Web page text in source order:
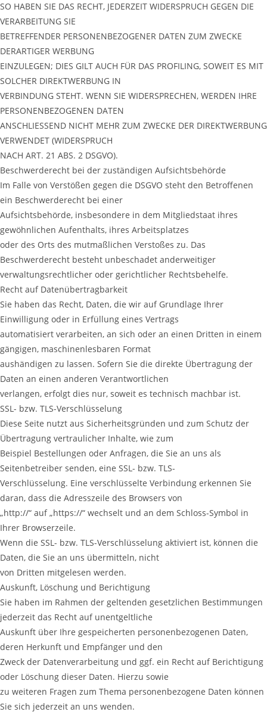
SO HABEN SIE DAS RECHT, JEDERZEIT WIDERSPRUCH GEGEN DIE
VERARBEITUNG SIE
BETREFFENDER PERSONENBEZOGENER DATEN ZUM ZWECKE
DERARTIGER WERBUNG
EINZULEGEN; DIES GILT AUCH FÜR DAS PROFILING, SOWEIT ES MIT
SOLCHER DIREKTWERBUNG IN
VERBINDUNG STEHT. WENN SIE WIDERSPRECHEN, WERDEN IHRE
PERSONENBEZOGENEN DATEN
ANSCHLIESSEND NICHT MEHR ZUM ZWECKE DER DIREKTWERBUNG
VERWENDET (WIDERSPRUCH
NACH ART. 21 ABS. 2 DSGVO).
Beschwerderecht bei der zuständigen Aufsichtsbehörde
Im Falle von Verstößen gegen die DSGVO steht den Betroffenen
ein Beschwerderecht bei einer
Aufsichtsbehörde, insbesondere in dem Mitgliedstaat ihres
gewöhnlichen Aufenthalts, ihres Arbeitsplatzes
oder des Orts des mutmaßlichen Verstoßes zu. Das
Beschwerderecht besteht unbeschadet anderweitiger
verwaltungsrechtlicher oder gerichtlicher Rechtsbehelfe.
Recht auf Datenübertragbarkeit
Sie haben das Recht, Daten, die wir auf Grundlage Ihrer
Einwilligung oder in Erfüllung eines Vertrags
automatisiert verarbeiten, an sich oder an einen Dritten in einem
gängigen, maschinenlesbaren Format
aushändigen zu lassen. Sofern Sie die direkte Übertragung der
Daten an einen anderen Verantwortlichen
verlangen, erfolgt dies nur, soweit es technisch machbar ist.
SSL- bzw. TLS-Verschlüsselung
Diese Seite nutzt aus Sicherheitsgründen und zum Schutz der
Übertragung vertraulicher Inhalte, wie zum
Beispiel Bestellungen oder Anfragen, die Sie an uns als
Seitenbetreiber senden, eine SSL- bzw. TLS-
Verschlüsselung. Eine verschlüsselte Verbindung erkennen Sie
daran, dass die Adresszeile des Browsers von
„http://“ auf „https://“ wechselt und an dem Schloss-Symbol in
Ihrer Browserzeile.
Wenn die SSL- bzw. TLS-Verschlüsselung aktiviert ist, können die
Daten, die Sie an uns übermitteln, nicht
von Dritten mitgelesen werden.
Auskunft, Löschung und Berichtigung
Sie haben im Rahmen der geltenden gesetzlichen Bestimmungen
jederzeit das Recht auf unentgeltliche
Auskunft über Ihre gespeicherten personenbezogenen Daten,
deren Herkunft und Empfänger und den
Zweck der Datenverarbeitung und ggf. ein Recht auf Berichtigung
oder Löschung dieser Daten. Hierzu sowie
zu weiteren Fragen zum Thema personenbezogene Daten können
Sie sich jederzeit an uns wenden.